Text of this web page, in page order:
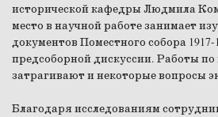
исторической кафедры Людмила
место в научной работе занимает
документов Поместного собора 1917-
предсоборной дискуссии. Работы по
затрагивают и некоторые вопросы
Благодаря исследованиям